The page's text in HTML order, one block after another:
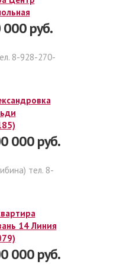
руб.
8-928-270-
000 руб.
тел. 8-
14 Линия
000 руб.